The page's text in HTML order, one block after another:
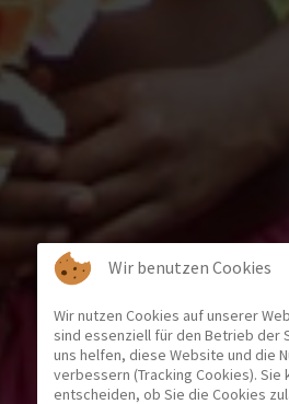
Wir benutzen Cookies
Wir nutzen Cookies auf unserer
sind essenziell für den Betrieb der
uns helfen, diese Website und die
verbessern (Tracking Cookies). Sie
entscheiden, ob Sie die Cookies